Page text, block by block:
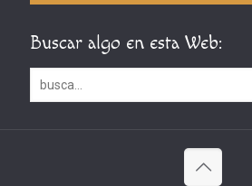
Buscar algo en esta Web: